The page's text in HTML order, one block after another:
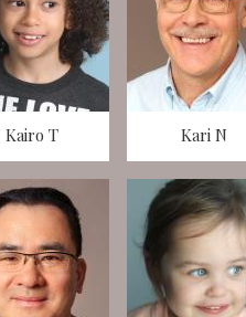
Kairo T Kari N